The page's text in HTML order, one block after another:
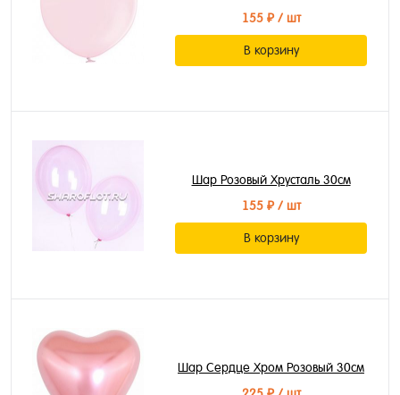
155 ₽/ шт
В корзину
Шар Розовый Хрусталь 30см
155 ₽/ шт
В корзину
Шар Сердце Хром Розовый 30см